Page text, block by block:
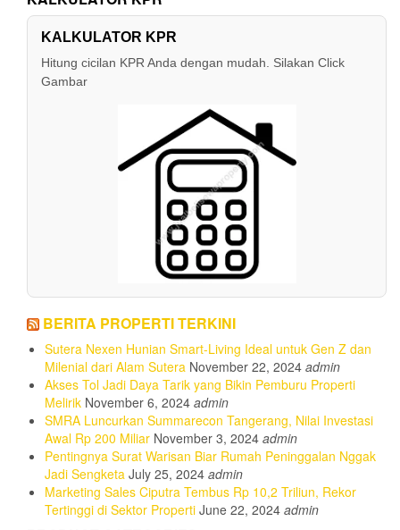
KALKULATOR KPR
Hitung cicilan KPR Anda dengan mudah. Silakan Click
Gambar
BERITA PROPERTI TERKINI
Sutera Nexen Hunian Smart-Living Ideal untuk Gen Z dan
Milenial dari Alam Sutera November 22, 2024 admin
Akses Tol Jadi Daya Tarik yang Bikin Pemburu Properti
Melirik November 6, 2024 admin
SMRA Luncurkan Summarecon Tangerang, Nilai Investasi
Awal Rp 200 Miliar November 3, 2024 admin
Pentingnya Surat Warisan Biar Rumah Peninggalan Nggak
Jadi Sengketa July 25, 2024 admin
Marketing Sales Ciputra Tembus Rp 10,2 Triliun, Rekor
Tertinggi di Sektor Properti June 22, 2024 admin